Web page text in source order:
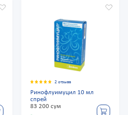
2 отзыва
Ринофлуимуцил 10 мл
спрей
83 200 сум